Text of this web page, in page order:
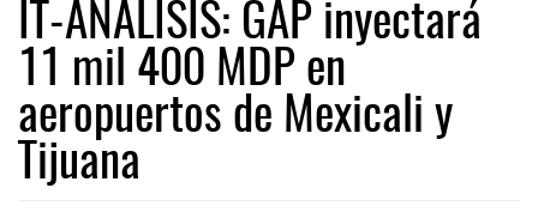
IT-ANÁLISIS: GAP inyectará
11 mil 400 MDP en
aeropuertos de Mexicali y
Tijuana